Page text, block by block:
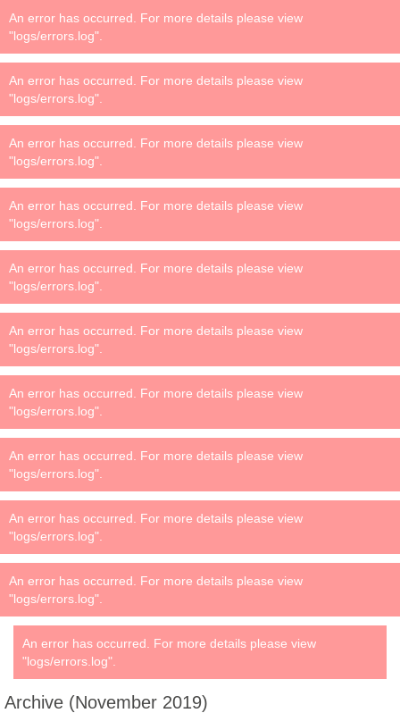
An error has occurred. For more details please view
"logs/errors.log".
An error has occurred. For more details please view
"logs/errors.log".
An error has occurred. For more details please view
"logs/errors.log".
An error has occurred. For more details please view
"logs/errors.log".
An error has occurred. For more details please view
"logs/errors.log".
An error has occurred. For more details please view
"logs/errors.log".
An error has occurred. For more details please view
"logs/errors.log".
An error has occurred. For more details please view
"logs/errors.log".
An error has occurred. For more details please view
"logs/errors.log".
An error has occurred. For more details please view
"logs/errors.log".
An error has occurred. For more details please view
"logs/errors.log".
Archive (November 2019)